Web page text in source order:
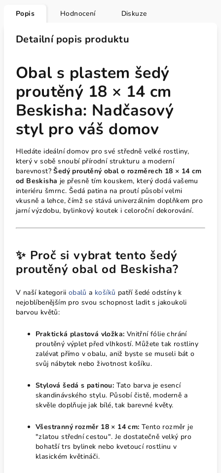
Popis Hodnocení Diskuze
Detailní popis produktu
Obal s plastem šedý
proutěný 18 × 14 cm
Beskisha: Nadčasový
styl pro váš domov
Hledáte ideální domov pro své středně velké rostliny,
který v sobě snoubí přírodní strukturu a moderní
barevnost?Šedý proutěný obal o rozměrech 18 × 14 cm
od Beskisha je přesně tím kouskem, který dodá vašemu
interiéru šmrnc. Šedá patina na proutí působí velmi
vkusně a lehce, čímž se stává univerzálním doplňkem pro
jarní výzdobu, bylinkový koutek i celoroční dekorování.
✨ Proč si vybrat tento šedý
proutěný obal od Beskisha?
V naší kategorii obalů a košíků patří šedé odstíny k
nejoblíbenějším pro svou schopnost ladit s jakoukoli
barvou květů:
Praktická plastová vložka: Vnitřní fólie chrání
proutěný výplet před vlhkostí. Můžete tak rostliny
zalévat přímo v obalu, aniž byste se museli bát o
svůj nábytek nebo životnost košíku.
Stylová šedá s patinou: Tato barva je esencí
skandinávského stylu. Působí čistě, moderně a
skvěle doplňuje jak bílé, tak barevné květy.
Všestranný rozměr 18 × 14 cm: Tento rozměr je
"zlatou střední cestou". Je dostatečně velký pro
bohatší trs bylinek nebo kvetoucí rostlinu v
klasickém květináči.